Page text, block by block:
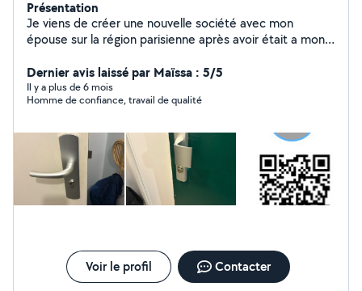
Présentation
Je viens de créer une nouvelle société avec mon
épouse sur la région parisienne après avoir était a mon
décider de nous installer a paris pour ouvrir un
commerce de reproduction de clés et de dépannages
Entreprise de serrurerie résidentiel et automobile,
et modernisation. - Ouverture de porte / mise en
sécurité après cambriolage / vitrerie Reproduction de
clés de voiture jusqu'à la perte totale (ouverture sans
dommage) Moyen de paiement CB - virement -
Espèces.
Dernier avis laissé par Maïssa : 5/5
Il y a plus de 6 mois
Homme de confiance, travail de qualité
Voir le profil Contacter